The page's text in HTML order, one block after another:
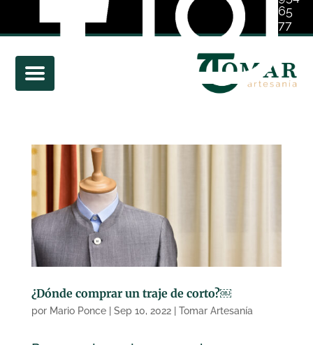
65
77
01
¿Dónde comprar un traje de corto?￼
por Mario Ponce| Sep 10, 2022| Tomar Artesanía